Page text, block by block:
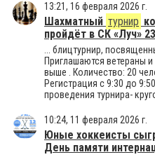
13:21, 16 февраля 2026 г.
Шахматный турнир
пройдёт в СК «Луч»
... блицтурнир,
Приглашаются ветераны
выше . Количество: 20
Регистрация с 9:30 до
проведения турнира-
10:24, 11 февраля 2026 г.
Юные хоккеисты
День памяти